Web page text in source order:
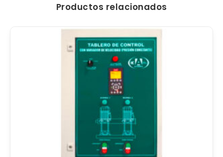
Productos relacionados